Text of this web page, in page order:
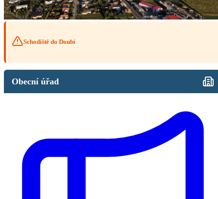
Schodiště do Doubí
Obecní úřad